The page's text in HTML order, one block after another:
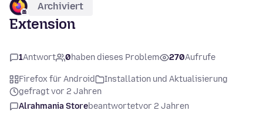
Archiviert
Extension
1Antwort 0haben dieses Problem 270Aufrufe
Firefox für Android
Installation und Aktualisierung
gefragt vor 2 Jahren
Alrahmania Storebeantwortetvor 2 Jahren